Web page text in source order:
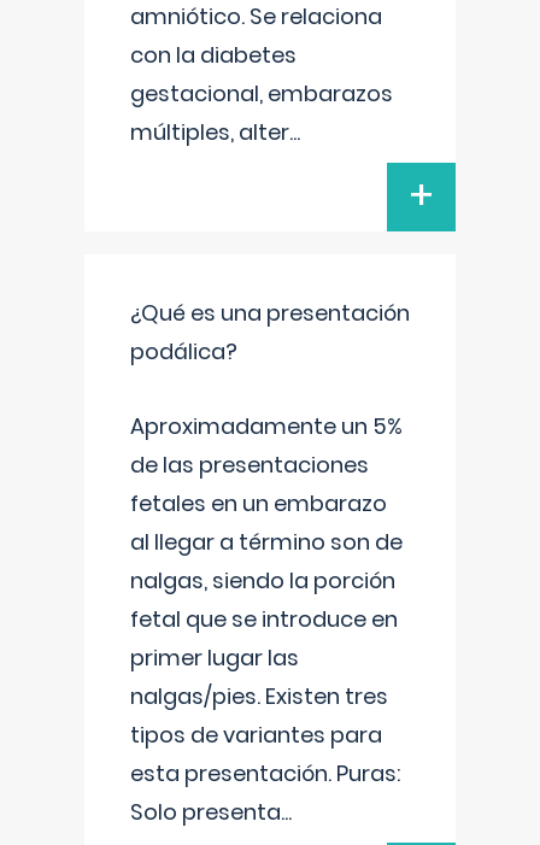
amniótico. Se relaciona
con la diabetes
gestacional, embarazos
múltiples, alter...
+
¿Qué es una presentación
podálica?
Aproximadamente un 5%
de las presentaciones
fetales en un embarazo
al llegar a término son de
nalgas, siendo la porción
fetal que se introduce en
primer lugar las
nalgas/pies. Existen tres
tipos de variantes para
esta presentación. Puras:
Solo presenta...